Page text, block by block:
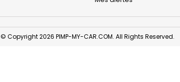
© Copyright 2026 PIMP-MY-CAR.COM. All Rights Reserved.